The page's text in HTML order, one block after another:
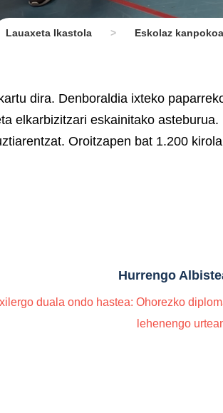
Lauaxeta Ikastola > Eskolaz
dira. Denboraldia ixteko
elkarbizitzari eskainitako asteburua.
Oroitzapen bat 1.200
Hurrengo
duala ondo hastea: Ohorezko
lehenengo